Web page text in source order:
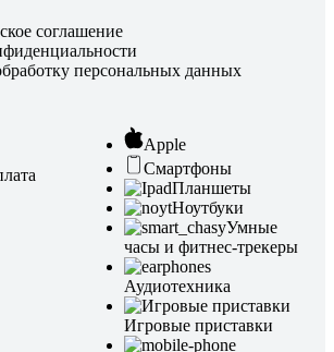
соглашение
персональных данных
Apple
Смартфоны
Планшеты
Ноутбуки
Умные
часы и фитнес-трекеры
Аудиотехника
Игровые приставки